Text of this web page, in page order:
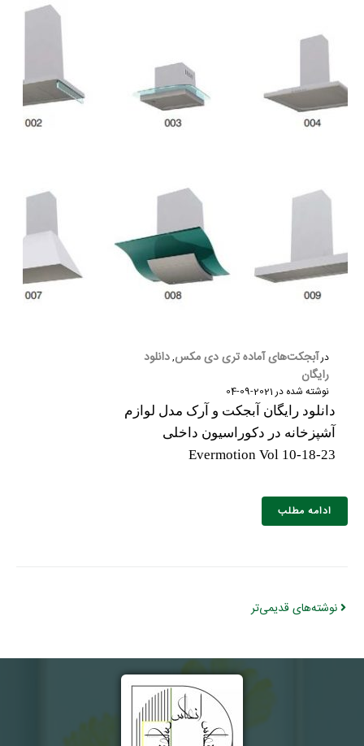
درآبجکت‌های آماده تری دی مکس,دانلود
رایگان
نوشته شده در2021-09-04
دانلود رایگان آبجکت و آرک مدل لوازم
آشپزخانه در دکوراسیون داخلی
Evermotion Vol 10-18-23
ادامه مطلب
نوشته‌های قدیمی‌تر